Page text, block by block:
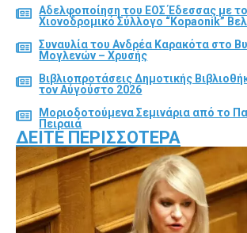
Αδελφοποίηση του ΕΟΣ Έδεσσας με
Χιονοδρομικό Σύλλογο “Kopaonik”
Συναυλία του Ανδρέα Καρακότα στο
Μογλενών – Χρυσής
Βιβλιοπροτάσεις Δημοτικής
τον Αύγούστο 2026
Μοριοδοτούμενα Σεμινάρια από το
Πειραιά
ΔΕΊΤΕ ΠΕΡΙΣΣΌΤΕΡΑ